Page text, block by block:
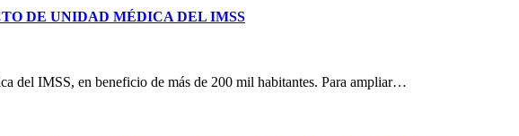
DE UNIDAD MÉDICA DEL IMSS
del IMSS, en beneficio de más de 200 mil habitantes. Para ampliar…